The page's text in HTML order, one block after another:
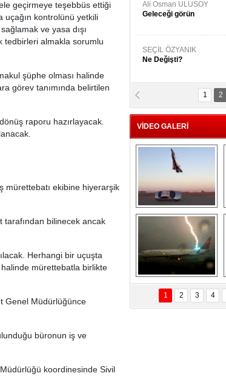
geçirmeye teşebbüs ettiği
uçağın kontrolünü yetkili
ve yasa dışı
tedbirleri almakla sorumlu
şüphe olması halinde
görev tanımında belirtilen
raporu hazırlayacak.
mürettebatı ekibine hiyerarşik
bilinecek ancak
Herhangi bir uçuşta
mürettebatla birlikte
Genel Müdürlüğünce
büronun iş ve
koordinesinde Sivil
Ali Osman ULUSOY
Geleceği görün
SEÇİL ÖZYANIK
Ne Değişti?
MERİÇ KÖYATASI
Bayraksız Vatan !
1 2
VİDEO GALERİ
Savaş uçağı
pilotundan
muhteşem gösteri
Delta uçağına
yıldırım çarptı
1 2 3 4